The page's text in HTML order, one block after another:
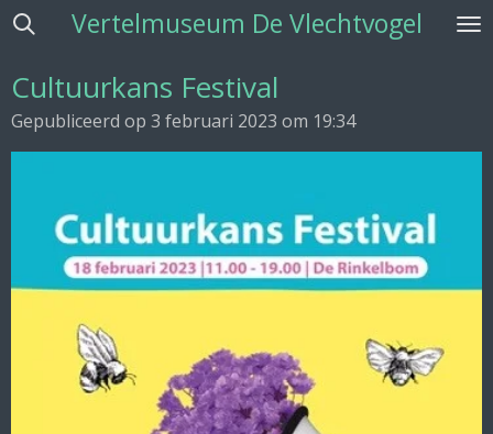
Ga
naar
de
hoofdinhoud
Vertelmuseum De Vlechtvogel
Cultuurkans Festival
Gepubliceerd op 3 februari 2023 om 19:34